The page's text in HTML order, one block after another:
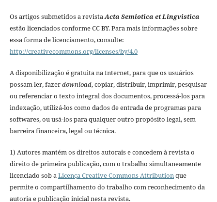
Os artigos submetidos a revistaActa Semiotica et Lingvistica
estão licenciados conforme CC BY. Para mais informações sobre
essa forma de licenciamento, consulte:
http://creativecommons.org/licenses/by/4.0
A disponibilização é gratuita na Internet, para que os usuários
possam ler, fazerdownload, copiar, distribuir, imprimir, pesquisar
ou referenciar o texto integral dos documentos, processá-los para
indexação, utilizá-los como dados de entrada de programas para
softwares, ou usá-los para qualquer outro propósito legal, sem
barreira financeira, legal ou técnica.
1) Autores mantém os direitos autorais e concedem à revista o
direito de primeira publicação, com o trabalho simultaneamente
licenciado sob aLicença Creative Commons Attributionque
permite o compartilhamento do trabalho com reconhecimento da
autoria e publicação inicial nesta revista.